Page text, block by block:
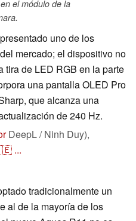
el módulo de la
uno de los
mercado; el dispositivo no
tira de LED RGB en la parte
una pantalla OLED Pro
que alcanza una
de 240 Hz.
DeepL / Ninh Duy),
...
tradicionalmente un
al de la mayoría de los